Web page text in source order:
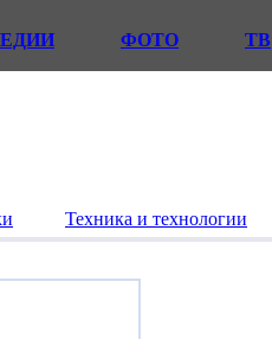
ФОТО ТВ
Техника и технологии